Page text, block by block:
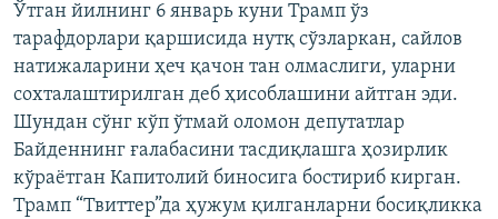
Ўтган йилнинг 6 январь куни Трамп ўз
тарафдорлари қаршисида нутқ сўзларкан, сайлов
натижаларини ҳеч қачон тан олмаслиги, уларни
сохталаштирилган деб ҳисоблашини айтган эди.
Шундан сўнг кўп ўтмай оломон депутатлар
Байденнинг ғалабасини тасдиқлашга ҳозирлик
кўраётган Капитолий биносига бостириб кирган.
Трамп “Твиттер”да ҳужум қилганларни босиқликка